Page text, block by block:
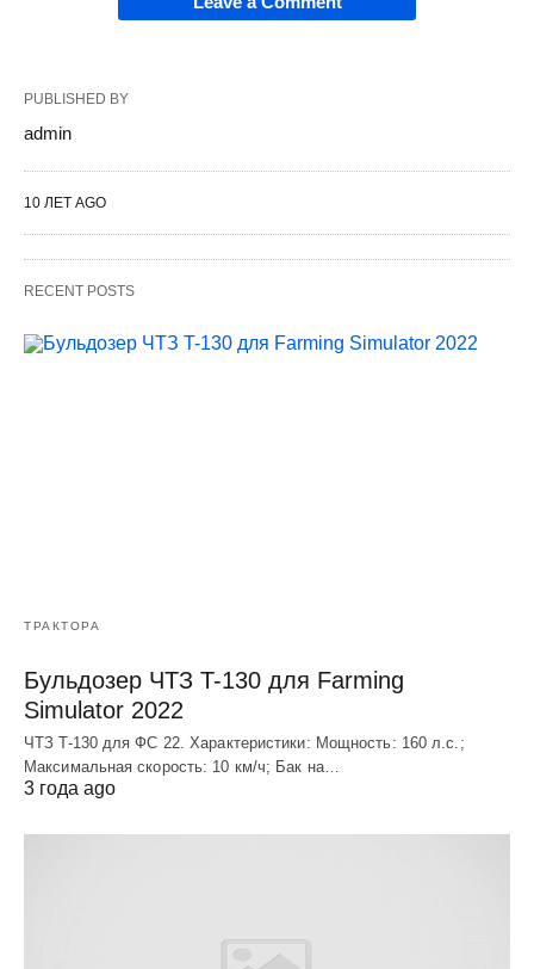
PUBLISHED BY
admin
10 ЛЕТ AGO
RECENT POSTS
ТРАКТОРА
Бульдозер ЧТЗ T-130 для Farming
Simulator 2022
ЧТЗ T-130 для ФС 22. Характеристики: Мощноcть: 160 л.c.;
Макcимальная cкороcть: 10 км/ч; Бак на…
3 года ago